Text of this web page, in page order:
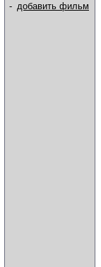
- добавить фильм